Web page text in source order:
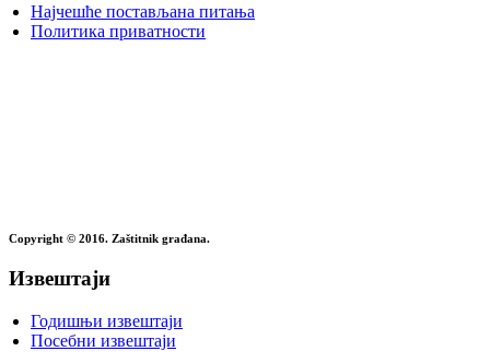
Најчешће постављана питања
Политика приватности
Copyright © 2016. Zaštitnik građana.
Извештаји
Годишњи извештаји
Посебни извештаји